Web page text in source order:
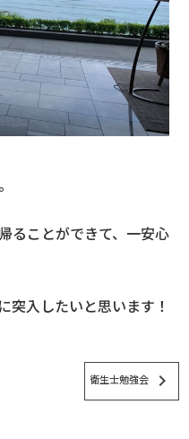
ることができて、一安心
突入したいと思います！
衛生士勉強会 keyboard_arrow_right